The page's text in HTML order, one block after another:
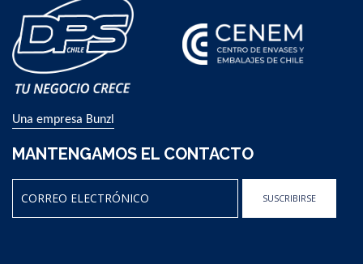
Una empresa Bunzl
MANTENGAMOS EL CONTACTO
SUSCRIBIRSE